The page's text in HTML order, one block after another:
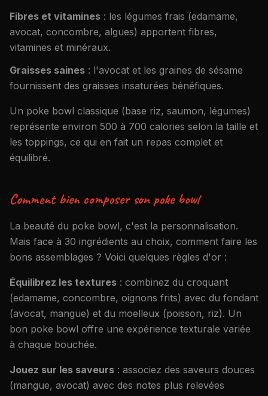
Fibres et vitamines : les légumes frais (edamame,
avocat, concombre, algues) apportent fibres,
vitamines et minéraux.
Graisses saines : l'avocat et les graines de sésame
fournissent des graisses insaturées bénéfiques.
Un poke bowl classique (base riz, saumon, légumes)
représente environ 500 à 700 calories selon la taille et
les toppings, ce qui en fait un repas complet et
équilibré.
Comment bien composer son poke bowl
La beauté du poke bowl, c'est la personnalisation.
Mais face à 30 ingrédients au choix, comment faire les
bons assemblages ? Voici quelques règles d'or :
Équilibrez les textures : combinez du croquant
(edamame, concombre, oignons frits) avec du fondant
(avocat, mangue) et du moelleux (poisson, riz). Un
bon poke bowl offre une expérience texturale variée
à chaque bouchée.
Jouez sur les saveurs : associez des saveurs douces
(mangue, avocat) avec des notes plus relevées